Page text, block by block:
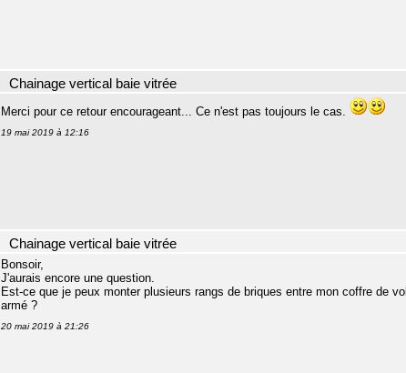
Chainage vertical baie vitrée
Merci pour ce retour encourageant... Ce n'est pas toujours le cas.
19 mai 2019 à 12:16
Chainage vertical baie vitrée
Bonsoir,
J'aurais encore une question.
Est-ce que je peux monter plusieurs rangs de briques entre mon coffre de
armé ?
20 mai 2019 à 21:26